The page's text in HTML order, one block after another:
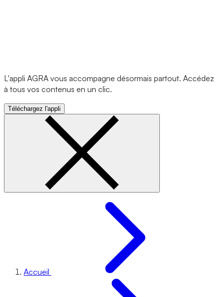
L'appli AGRA vous accompagne désormais partout. Accédez
à tous vos contenus en un clic.
Téléchargez l'appli
Accueil